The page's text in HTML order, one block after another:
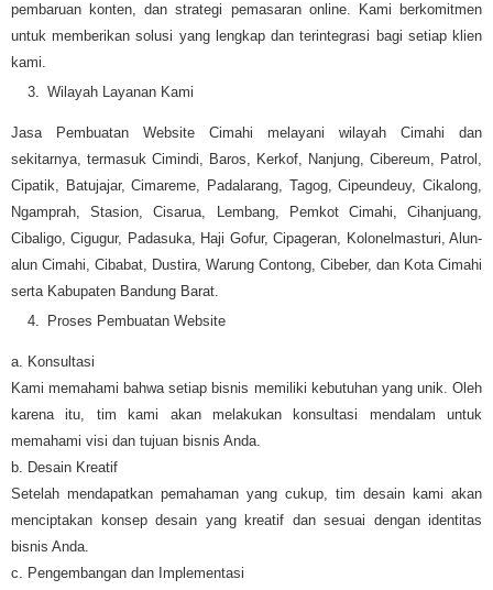
pembaruan konten, dan strategi pemasaran online. Kami berkomitmen
untuk memberikan solusi yang lengkap dan terintegrasi bagi setiap klien
kami.
Wilayah Layanan Kami
Jasa Pembuatan Website Cimahi melayani wilayah Cimahi dan
sekitarnya, termasuk Cimindi, Baros, Kerkof, Nanjung, Cibereum, Patrol,
Cipatik, Batujajar, Cimareme, Padalarang, Tagog, Cipeundeuy, Cikalong,
Ngamprah, Stasion, Cisarua, Lembang, Pemkot Cimahi, Cihanjuang,
Cibaligo, Cigugur, Padasuka, Haji Gofur, Cipageran, Kolonelmasturi, Alun-
alun Cimahi, Cibabat, Dustira, Warung Contong, Cibeber, dan Kota Cimahi
serta Kabupaten Bandung Barat.
Proses Pembuatan Website
a. Konsultasi
Kami memahami bahwa setiap bisnis memiliki kebutuhan yang unik. Oleh
karena itu, tim kami akan melakukan konsultasi mendalam untuk
memahami visi dan tujuan bisnis Anda.
b. Desain Kreatif
Setelah mendapatkan pemahaman yang cukup, tim desain kami akan
menciptakan konsep desain yang kreatif dan sesuai dengan identitas
bisnis Anda.
c. Pengembangan dan Implementasi